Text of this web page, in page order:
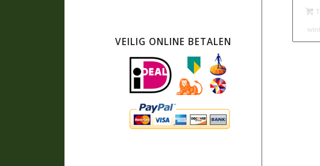
VEILIG ONLINE BETALEN